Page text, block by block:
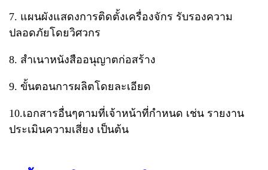
7. แผนผังแสดงการติดตั้งเครื่องจักร รับรองความ
ปลอดภัยโดยวิศวกร
8. สำเนาหนังสืออนุญาตก่อสร้าง
9. ขั้นตอนการผลิตโดยละเอียด
10.เอกสารอื่นๆตามที่เจ้าหน้าที่กำหนด เช่น รายงาน
ประเมินความเสี่ยง เป็นต้น